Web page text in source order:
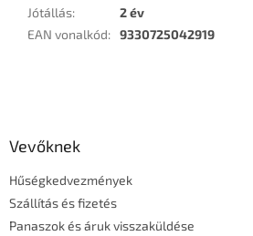
Jótállás:
2 év
EAN vonalkód: 9330725042919
Vevőknek
Hűségkedvezmények
Szállítás és fizetés
Panaszok és áruk visszaküldése